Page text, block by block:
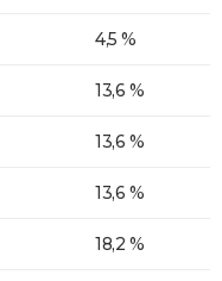
4,5 %
13,6 %
13,6 %
13,6 %
18,2 %